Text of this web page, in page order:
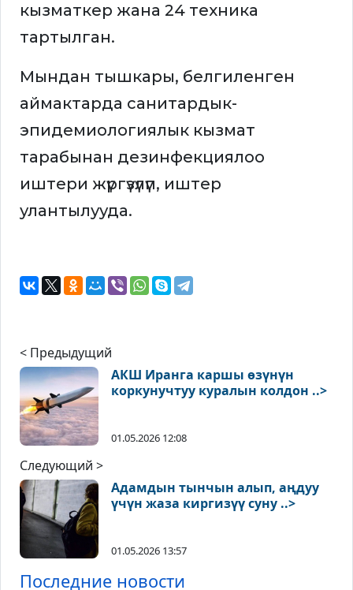
кызматкер жана 24 техника
тартылган.
Мындан тышкары, белгиленген
аймактарда санитардык-
эпидемиологиялык кызмат
тарабынан дезинфекциялоо
иштери жүргүзүлүп, иштер
улантылууда.
< Предыдущий
АКШ Иранга каршы өзүнүн
коркунучтуу куралын колдон ..>
01.05.2026 12:08
Следующий >
Адамдын тынчын алып, аңдуу
үчүн жаза киргизүү суну ..>
01.05.2026 13:57
Последние новости